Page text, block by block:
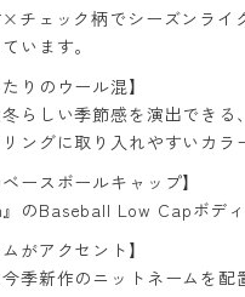
チェック柄でシーズンライ
います。
りのウール混】
らしい季節感を演出でき
ングに取り入れやすいカラ
ースボールキャップ】
のBaseball Low Capボデ
がアクセント】
季新作のニットネームを